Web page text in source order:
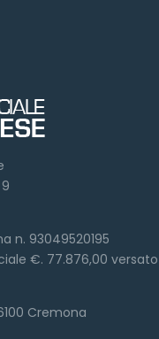
n. 93049520195
€. 77.876,00 versato
Cremona